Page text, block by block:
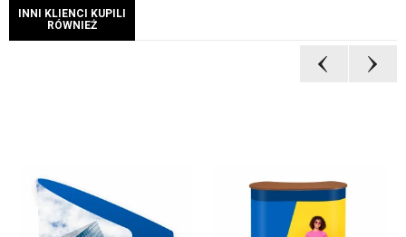
INNI KLIENCI KUPILI
RÓWNIEŻ